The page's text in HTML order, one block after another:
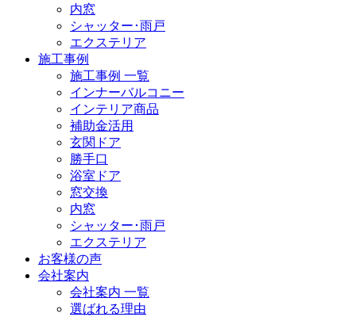
内窓
シャッター･雨戸
エクステリア
施工事例
施工事例 一覧
インナーバルコニー
インテリア商品
補助金活用
玄関ドア
勝手口
浴室ドア
窓交換
内窓
シャッター･雨戸
エクステリア
お客様の声
会社案内
会社案内 一覧
選ばれる理由